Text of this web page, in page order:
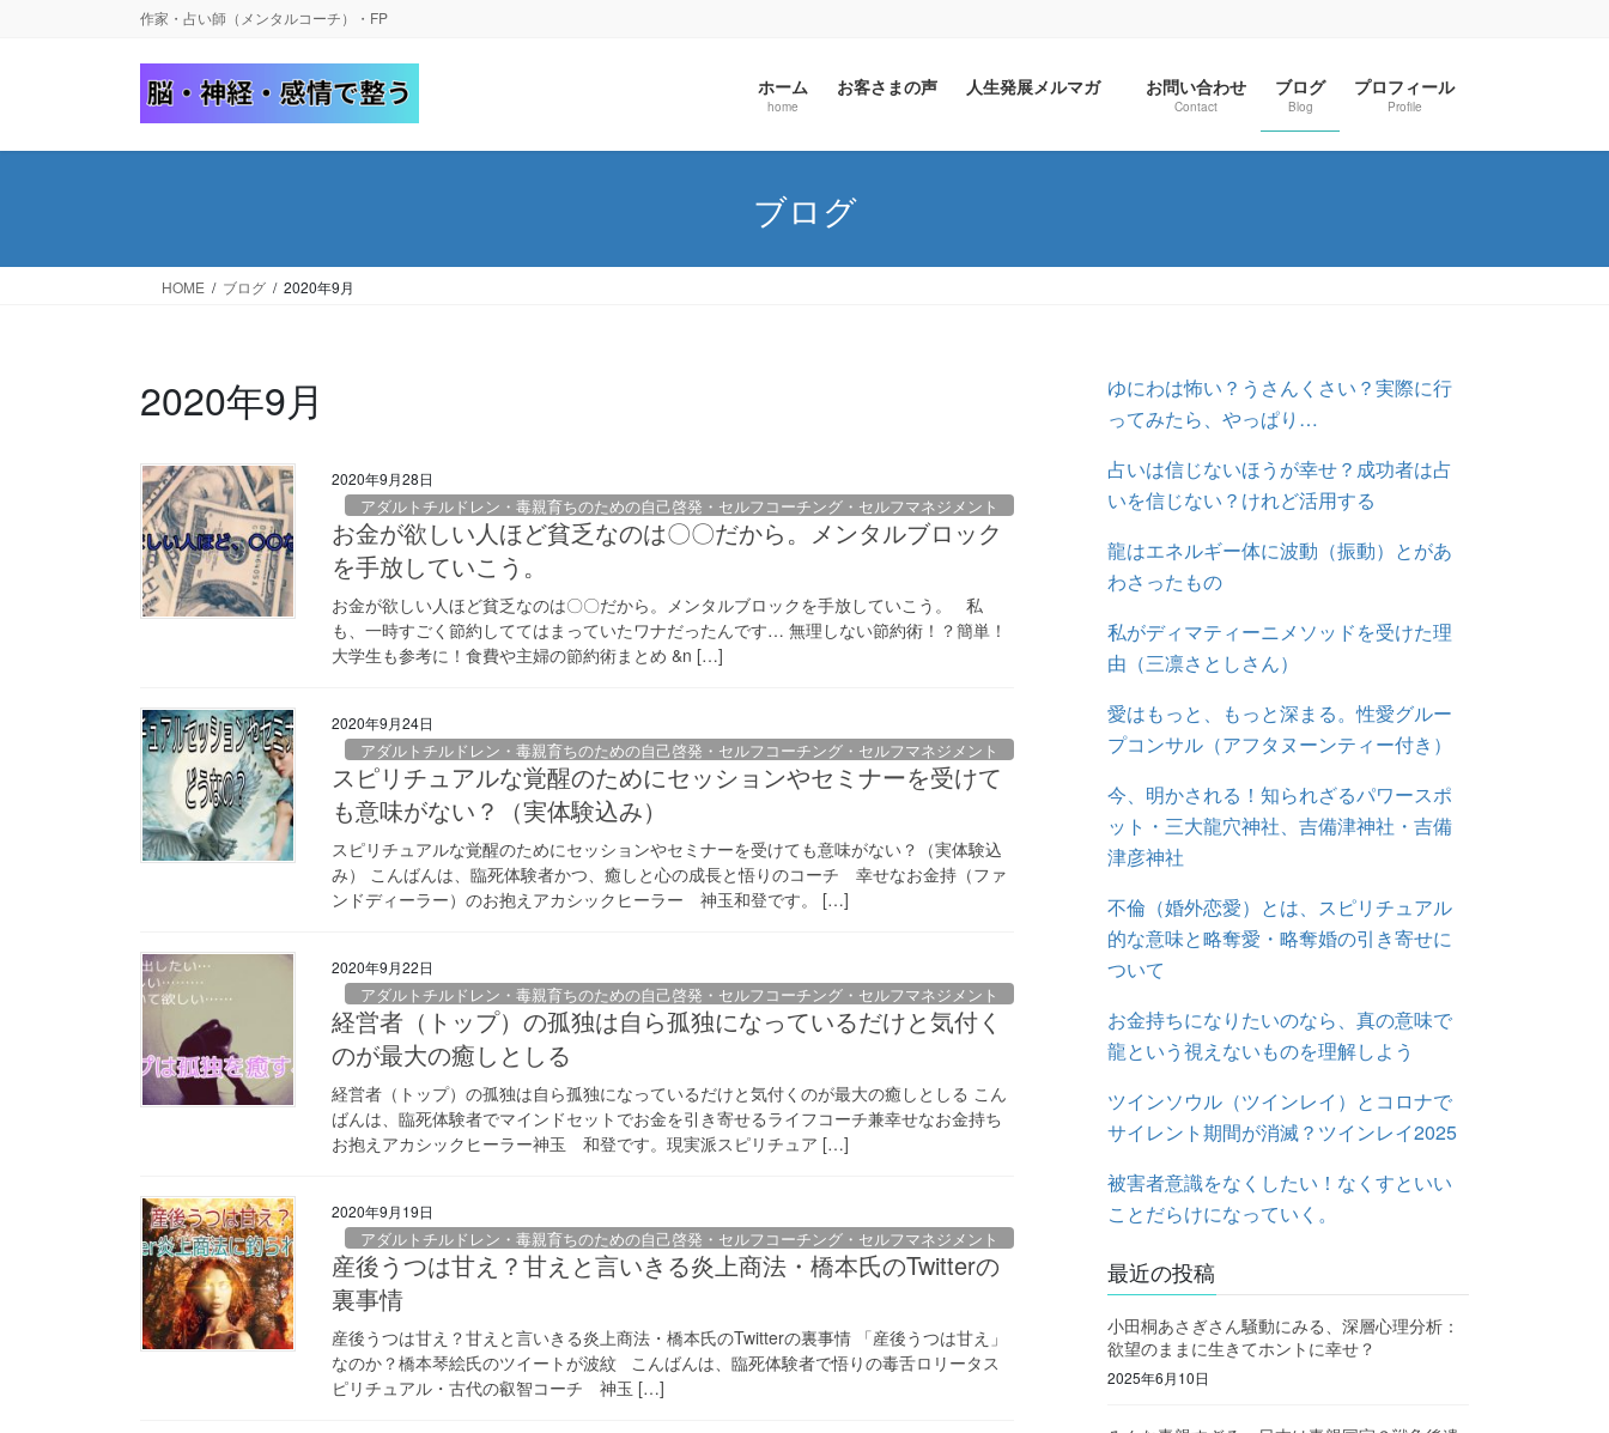
へ
プ
ョ
動
作家・占い師（メンタルコーチ）・FP
ホーム
home
お客さまの声 人生発展メルマガ お問い合わせ
Contact
ブログ
Blog
プロフィール
Profile
ブログ
HOME ブログ 2020年9月
2020年9月
2020年9月28日
アダルトチルドレン・毒親育ちのための自己啓発・セルフコーチング・セルフマネジメント
お金が欲しい人ほど貧乏なのは〇〇だから。メンタルブロック
を手放していこう。
お金が欲しい人ほど貧乏なのは〇〇だから。メンタルブロックを手放していこう。 私
も、一時すごく節約しててはまっていたワナだったんです… 無理しない節約術！？簡単！
大学生も参考に！食費や主婦の節約術まとめ &n […]
2020年9月24日
アダルトチルドレン・毒親育ちのための自己啓発・セルフコーチング・セルフマネジメント
スピリチュアルな覚醒のためにセッションやセミナーを受けて
も意味がない？（実体験込み）
スピリチュアルな覚醒のためにセッションやセミナーを受けても意味がない？（実体験込
み） こんばんは、臨死体験者かつ、癒しと心の成長と悟りのコーチ 幸せなお金持（ファ
ンドディーラー）のお抱えアカシックヒーラー 神玉和登です。 […]
2020年9月22日
アダルトチルドレン・毒親育ちのための自己啓発・セルフコーチング・セルフマネジメント
経営者（トップ）の孤独は自ら孤独になっているだけと気付く
のが最大の癒しとしる
経営者（トップ）の孤独は自ら孤独になっているだけと気付くのが最大の癒しとしる こん
ばんは、臨死体験者でマインドセットでお金を引き寄せるライフコーチ兼幸せなお金持ち
お抱えアカシックヒーラー神玉 和登です。現実派スピリチュア […]
2020年9月19日
アダルトチルドレン・毒親育ちのための自己啓発・セルフコーチング・セルフマネジメント
産後うつは甘え？甘えと言いきる炎上商法・橋本氏のTwitterの
裏事情
産後うつは甘え？甘えと言いきる炎上商法・橋本氏のTwitterの裏事情 「産後うつは甘え」
なのか？橋本琴絵氏のツイートが波紋 こんばんは、臨死体験者で悟りの毒舌ロリータス
ピリチュアル・古代の叡智コーチ 神玉 […]
ゆにわは怖い？うさんくさい？実際に行
ってみたら、やっぱり…
占いは信じないほうが幸せ？成功者は占
いを信じない？けれど活用する
龍はエネルギー体に波動（振動）とがあ
わさったもの
私がディマティーニメソッドを受けた理
由（三凛さとしさん）
愛はもっと、もっと深まる。性愛グルー
プコンサル（アフタヌーンティー付き）
今、明かされる！知られざるパワースポ
ット・三大龍穴神社、吉備津神社・吉備
津彦神社
不倫（婚外恋愛）とは、スピリチュアル
的な意味と略奪愛・略奪婚の引き寄せに
ついて
お金持ちになりたいのなら、真の意味で
龍という視えないものを理解しよう
ツインソウル（ツインレイ）とコロナで
サイレント期間が消滅？ツインレイ2025
被害者意識をなくしたい！なくすといい
ことだらけになっていく。
最近の投稿
小田桐あさぎさん騒動にみる、深層心理分析：
欲望のままに生きてホントに幸せ？
2025年6月10日